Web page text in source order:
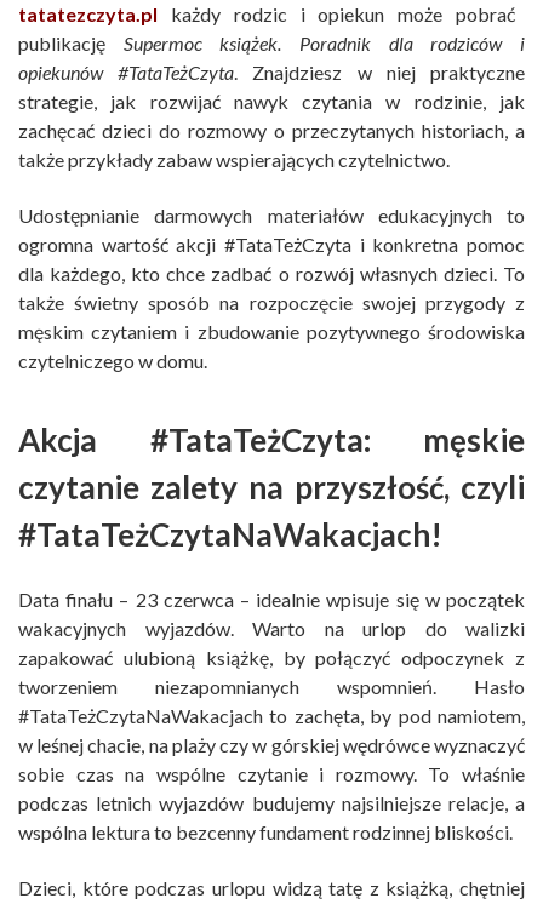
tatatezczyta.pl
każdy rodzic i opiekun może pobrać
publikację Supermoc książek. Poradnik dla rodziców i
opiekunów #TataTeżCzyta. Znajdziesz w niej praktyczne
strategie, jak rozwijać nawyk czytania w rodzinie, jak
zachęcać dzieci do rozmowy o przeczytanych historiach, a
także przykłady zabaw wspierających czytelnictwo.
Udostępnianie darmowych materiałów edukacyjnych to
ogromna wartość akcji #TataTeżCzyta i konkretna pomoc
dla każdego, kto chce zadbać o rozwój własnych dzieci. To
także świetny sposób na rozpoczęcie swojej przygody z
męskim czytaniem i zbudowanie pozytywnego środowiska
czytelniczego w domu.
Akcja #TataTeżCzyta: męskie
czytanie zalety na przyszłość, czyli
#TataTeżCzytaNaWakacjach!
Data finału – 23 czerwca – idealnie wpisuje się w początek
wakacyjnych wyjazdów. Warto na urlop do walizki
zapakować ulubioną książkę, by połączyć odpoczynek z
tworzeniem niezapomnianych wspomnień. Hasło
#TataTeżCzytaNaWakacjach to zachęta, by pod namiotem,
w leśnej chacie, na plaży czy w górskiej wędrówce wyznaczyć
sobie czas na wspólne czytanie i rozmowy. To właśnie
podczas letnich wyjazdów budujemy najsilniejsze relacje, a
wspólna lektura to bezcenny fundament rodzinnej bliskości.
Dzieci, które podczas urlopu widzą tatę z książką, chętniej